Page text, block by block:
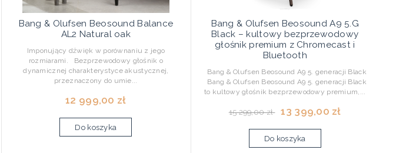
Bang & Olufsen Beosound Balance
AL2 Natural oak
Imponujący dźwięk w porównaniu z jego
rozmiarami. Bezprzewodowy głośnik o
dynamicznej charakterystyce akustycznej,
przeznaczony do umie...
12 999,00 zł
Do koszyka
Bang & Olufsen Beosound A9 5.G
Black – kultowy bezprzewodowy
głośnik premium z Chromecast i
Bluetooth
Bang & Olufsen Beosound A9 5. generacji Black
Bang & Olufsen Beosound A9 5. generacji Black
to kultowy głośnik bezprzewodowy premium,...
15 299,00 zł 13 399,00 zł
Do koszyka